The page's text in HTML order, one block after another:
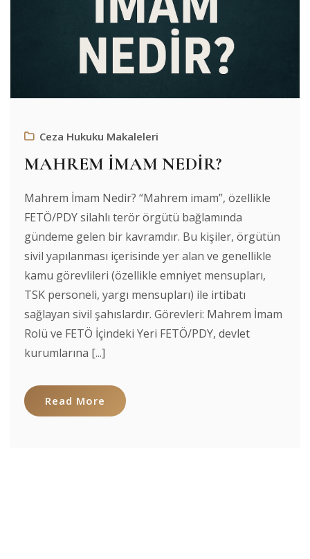
Ceza Hukuku Makaleleri
MAHREM İMAM NEDİR?
Mahrem İmam Nedir? “Mahrem imam”, özellikle
FETÖ/PDY silahlı terör örgütü bağlamında
gündeme gelen bir kavramdır. Bu kişiler, örgütün
sivil yapılanması içerisinde yer alan ve genellikle
kamu görevlileri (özellikle emniyet mensupları,
TSK personeli, yargı mensupları) ile irtibatı
sağlayan sivil şahıslardır. Görevleri: Mahrem İmam
Rolü ve FETÖ İçindeki Yeri FETÖ/PDY, devlet
kurumlarına [...]
Read More